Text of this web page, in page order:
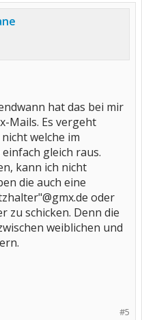
hat das bei mir
Mails. Es vergeht
welche im
gleich raus.
kann ich nicht
die auch eine
oder
zu schicken. Denn die
weiblichen und
#5